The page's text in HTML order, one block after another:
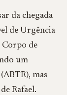
da chegada
de Urgência
Corpo de
um
mas
Rafael.